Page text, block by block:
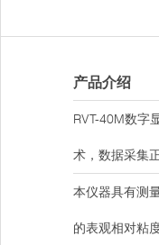
产品介绍
RVT-40M数字
术，数据采集
本仪器具有测
的表观相对粘